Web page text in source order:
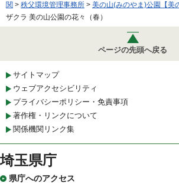
関 > 秩父環境管理事務所 > 美の山(みのやま)公園【美
ザクラ 美の山公園の花々（春）
ページの先頭へ戻る
サイトマップ
ウェブアクセシビリティ
プライバシーポリシー・免責事項
著作権・リンクについて
関係機関リンク集
埼玉県庁
県庁へのアクセス